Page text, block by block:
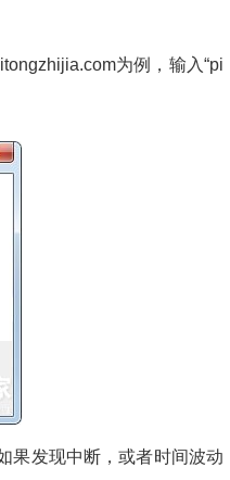
为例，输入“pi
发现中断，或者时间波动